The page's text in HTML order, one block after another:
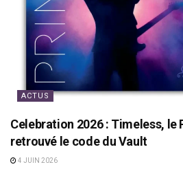
ACTUS
Celebration 2026 : Timeless, le
retrouvé le code du Vault
4 JUIN 2026